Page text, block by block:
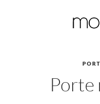
Cucine Design
Cucine Moderne
Porte